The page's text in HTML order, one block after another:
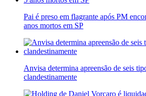
Pai é preso em flagrante após PM
anos mortos em SP
Anvisa determina apreensão de seis
clandestinamente